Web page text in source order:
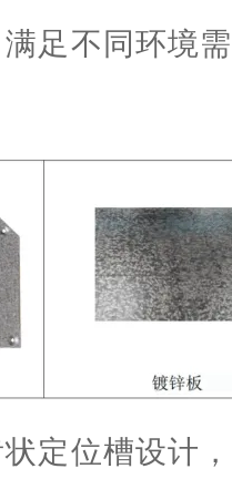
足不同环境
状定位槽设计